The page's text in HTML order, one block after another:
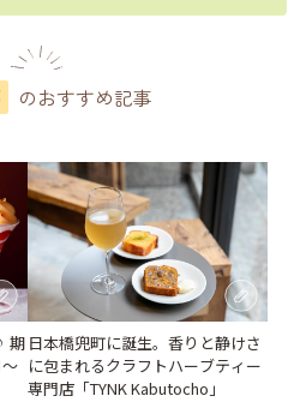
のおすすめ記事
期 日本橋兜町に誕生。香りと静けさ
に包まれるクラフトハーブティー
専門店「TYNK Kabutocho」